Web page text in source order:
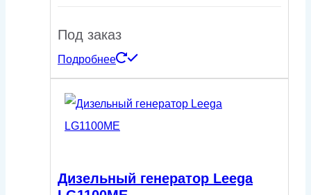
Под заказ
Подробнее
Дизельный генератор Leega